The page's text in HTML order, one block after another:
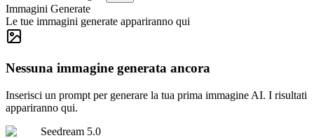
Immagini Generate
Le tue immagini generate appariranno qui
Nessuna immagine generata ancora
Inserisci un prompt per generare la tua prima immagine AI. I risultati
appariranno qui.
Seedream 5.0